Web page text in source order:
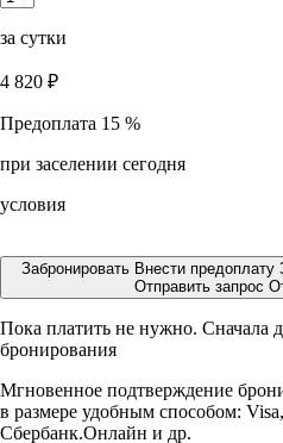
за сутки
4 820 ₽
Предоплата 15 %
при заселении сегодня
условия
Забронировать Внести предоплату
Отправить запрос
Пока платить не нужно. Сначала
бронирования
Мгновенное подтверждение
в размере удобным способом:
Сбербанк.Онлайн и др.